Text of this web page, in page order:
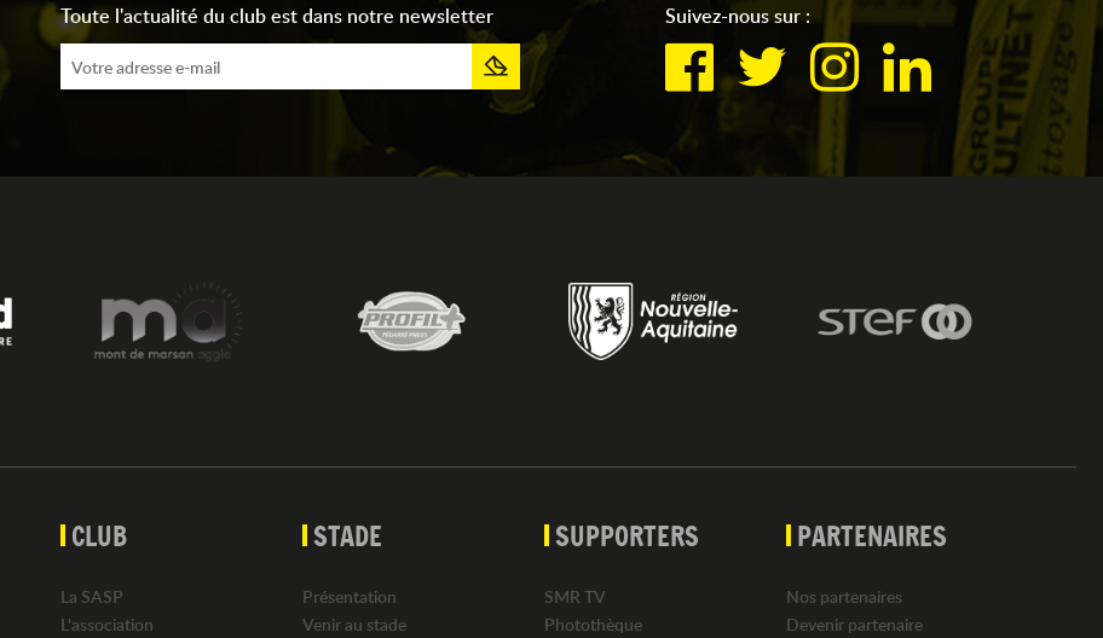
Toute l'actualité du club est dans notre newsletter Suivez-nous sur :
CLUB
La SASP
L'association
STADE
Présentation
Venir au stade
SUPPORTERS
SMR TV
Photothèque
PARTENAIRES
Nos partenaires
Devenir partenaire